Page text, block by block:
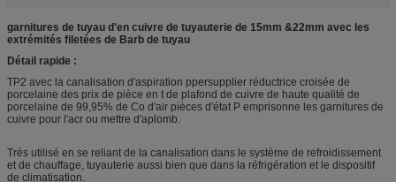
garnitures de tuyau d'en cuivre de tuyauterie de 15mm &22mm avec les
extrémités filetées de Barb de tuyau
Détail rapide :
TP2 avec la canalisation d'aspiration ppersupplier réductrice croisée de
porcelaine des prix de pièce en t de plafond de cuivre de haute qualité de
porcelaine de 99,95% de Co d'air pièces d'état P emprisonne les garnitures de
cuivre pour l'acr ou mettre d'aplomb.
Très utilisé en se reliant de la canalisation dans le système de refroidissement
et de chauffage, tuyauterie aussi bien que dans la réfrigération et le dispositif
de climatisation.